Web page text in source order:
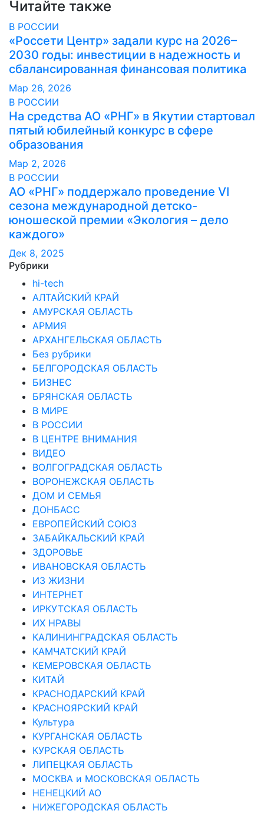
Читайте также
В РОССИИ
«Россети Центр» задали курс на 2026–
2030 годы: инвестиции в надежность и
сбалансированная финансовая политика
Мар 26, 2026
В РОССИИ
На средства АО «РНГ» в Якутии стартовал
пятый юбилейный конкурс в сфере
образования
Мар 2, 2026
В РОССИИ
АО «РНГ» поддержало проведение VI
сезона международной детско-
юношеской премии «Экология – дело
каждого»
Дек 8, 2025
Рубрики
hi-tech
АЛТАЙСКИЙ КРАЙ
АМУРСКАЯ ОБЛАСТЬ
АРМИЯ
АРХАНГЕЛЬСКАЯ ОБЛАСТЬ
Без рубрики
БЕЛГОРОДСКАЯ ОБЛАСТЬ
БИЗНЕС
БРЯНСКАЯ ОБЛАСТЬ
В МИРЕ
В РОССИИ
В ЦЕНТРЕ ВНИМАНИЯ
ВИДЕО
ВОЛГОГРАДСКАЯ ОБЛАСТЬ
ВОРОНЕЖСКАЯ ОБЛАСТЬ
ДОМ И СЕМЬЯ
ДОНБАСС
ЕВРОПЕЙСКИЙ СОЮЗ
ЗАБАЙКАЛЬСКИЙ КРАЙ
ЗДОРОВЬЕ
ИВАНОВСКАЯ ОБЛАСТЬ
ИЗ ЖИЗНИ
ИНТЕРНЕТ
ИРКУТСКАЯ ОБЛАСТЬ
ИХ НРАВЫ
КАЛИНИНГРАДCКАЯ ОБЛАСТЬ
КАМЧАТСКИЙ КРАЙ
КЕМЕРОВСКАЯ ОБЛАСТЬ
КИТАЙ
КРАСНОДАРСКИЙ КРАЙ
КРАСНОЯРСКИЙ КРАЙ
Культура
КУРГАНСКАЯ ОБЛАСТЬ
КУРСКАЯ ОБЛАСТЬ
ЛИПЕЦКАЯ ОБЛАСТЬ
МОСКВА и МОСКОВСКАЯ ОБЛАСТЬ
НЕНЕЦКИЙ АО
НИЖЕГОРОДСКАЯ ОБЛАСТЬ